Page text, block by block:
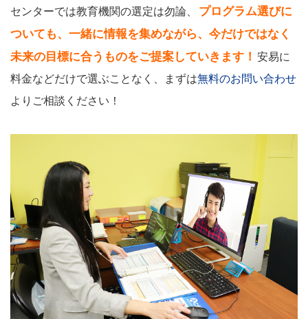
センターでは教育機関の選定は勿論、
プログラム選びに
ついても、一緒に情報を集めながら、今だけではなく
未来の目標に合うものをご提案していきます！ 安易に
料金などだけで選ぶことなく、まずは無料のお問い合わせ
よりご相談ください！